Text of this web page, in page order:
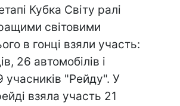
Кубка Світу ралі
світовими
в гонці взяли участь:
26 автомобілів і
учасників "Рейду". У
взяла участь 21